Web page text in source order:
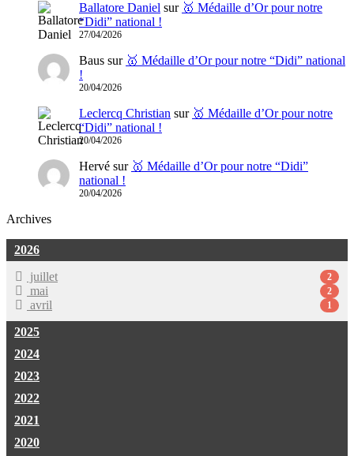
Ballatore Daniel sur 🥇 Médaille d’Or pour notre
“Didi” national !
27/04/2026
Baus sur 🥇 Médaille d’Or pour notre “Didi” national
!
20/04/2026
Leclercq Christian sur 🥇 Médaille d’Or pour notre
“Didi” national !
20/04/2026
Hervé sur 🥇 Médaille d’Or pour notre “Didi”
national !
20/04/2026
Archives
2026
juillet
2
mai 2
avril 1
2025
2024
2023
2022
2021
2020